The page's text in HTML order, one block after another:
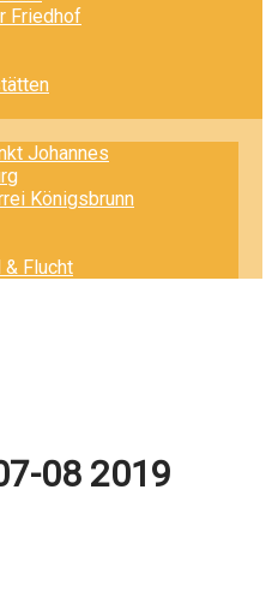
Friedhof
Johannes
Königsbrunn
Flucht
08 2019